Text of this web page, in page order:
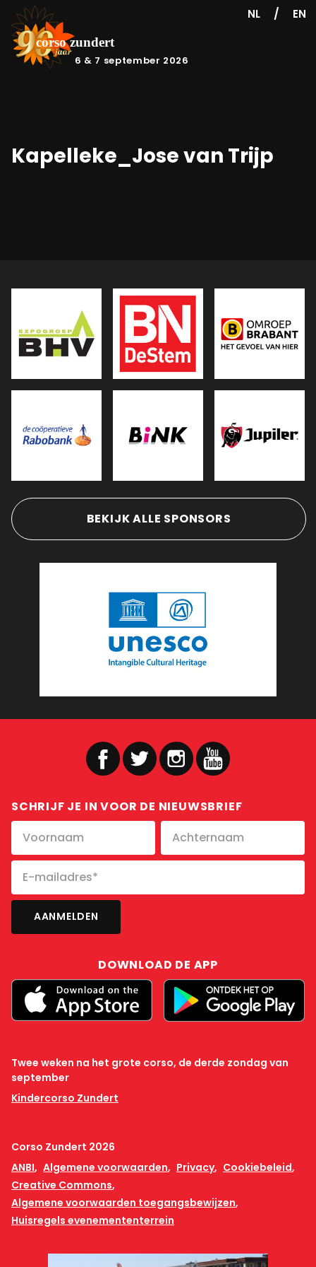
6 & 7 september 2026
NL / EN
Kapelleke_Jose van Trijp
BEKIJK ALLE SPONSORS
SCHRIJF JE IN VOOR DE NIEUWSBRIEF
DOWNLOAD DE APP
Twee weken na het grote corso, de derde zondag van
september
Kindercorso Zundert
Corso Zundert 2026
ANBI
Algemene voorwaarden Privacy
Cookiebeleid
Creative Commons
Algemene voorwaarden toegangsbewijzen
Huisregels evenemententerrein